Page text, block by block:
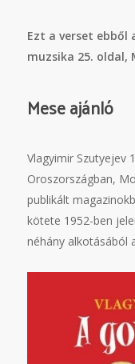
Ezt a verset
muzsika 25. oldal,
Mese ajánló
Vlagyimir Szutyejev
Oroszországban,
publikált
kötete 1952-ben
néhány alkotásából